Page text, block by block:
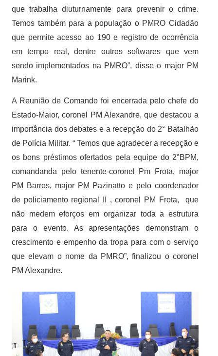
que trabalha diuturnamente para prevenir o crime.
Temos também para a população o PMRO Cidadão
que permite acesso ao 190 e registro de ocorrência
em tempo real, dentre outros softwares que vem
sendo implementados na PMRO”, disse o major PM
Marink.
A Reunião de Comando foi encerrada pelo chefe do
Estado-Maior, coronel PM Alexandre, que destacou a
importância dos debates e a recepção do 2° Batalhão
de Polícia Militar. “ Temos que agradecer a recepção e
os bons préstimos ofertados pela equipe do 2°BPM,
comandanda pelo tenente-coronel Pm Frota, major
PM Barros, major PM Pazinatto e pelo coordenador
de policiamento regional II , coronel PM Frota, que
não medem eforços em organizar toda a estrutura
para o evento. As apresentações demonstram o
crescimento e empenho da tropa para com o serviço
que elevam o nome da PMRO”, finalizou o coronel
PM Alexandre.